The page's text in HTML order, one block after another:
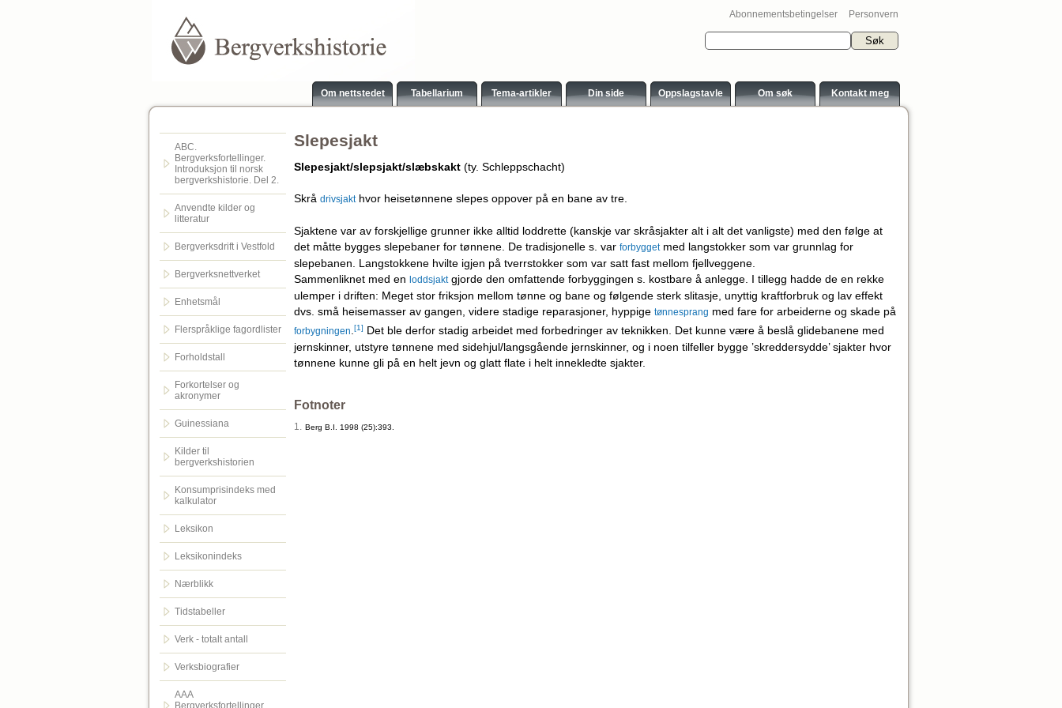
Abonnementsbetingelser Personvern
Om nettstedet Tabellarium Tema-artikler Din side Oppslagstavle Om søk Kontakt meg
ABC.
Bergverksfortellinger.
Introduksjon til norsk
bergverkshistorie. Del 2.
Anvendte kilder og
litteratur
Bergverksdrift i Vestfold
Bergverksnettverket
Enhetsmål
Flerspråklige fagordlister
Forholdstall
Forkortelser og
akronymer
Guinessiana
Kilder til
bergverkshistorien
Konsumprisindeks med
kalkulator
Leksikon
Leksikonindeks
Nærblikk
Tidstabeller
Verk - totalt antall
Verksbiografier
AAA
Bergverksfortellinger.
Slepesjakt
Slepesjakt/slepsjakt/slæbskakt (ty. Schleppschacht)
Skrå drivsjakthvor heisetønnene slepes oppover på en bane av tre.
Sjaktene var av forskjellige grunner ikke alltid loddrette (kanskje var skråsjakter alt i alt det vanligste) med den følge at
det måtte bygges slepebaner for tønnene. De tradisjonelle s. var forbyggetmed langstokker som var grunnlag for
slepebanen. Langstokkene hvilte igjen på tverrstokker som var satt fast mellom fjellveggene.
Sammenliknet med en loddsjaktgjorde den omfattende forbyggingen s. kostbare å anlegge. I tillegg hadde de en rekke
ulemper i driften: Meget stor friksjon mellom tønne og bane og følgende sterk slitasje, unyttig kraftforbruk og lav effekt
dvs. små heisemasser av gangen, videre stadige reparasjoner, hyppige tønnesprang med fare for arbeiderne og skade på
forbygningen [1] Det ble derfor stadig arbeidet med forbedringer av teknikken. Det kunne være å beslå glidebanene med
jernskinner, utstyre tønnene med sidehjul/langsgående jernskinner, og i noen tilfeller bygge ’skreddersydde’ sjakter hvor
tønnene kunne gli på en helt jevn og glatt flate i helt innekledte sjakter.
Fotnoter
1. Berg B.I. 1998 (25):393.